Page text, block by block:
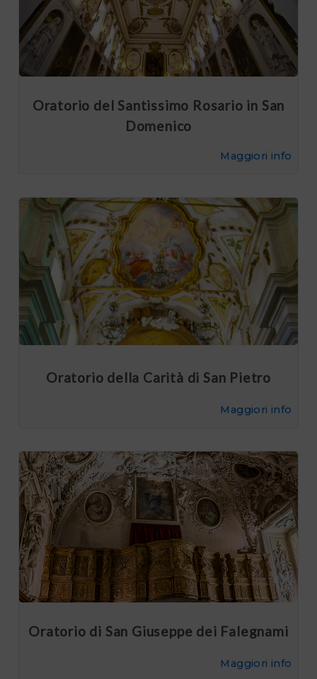
Oratorio del Santissimo Rosario in San
Domenico
Maggiori info
Oratorio della Carità di San Pietro
Maggiori info
Oratorio di San Giuseppe dei Falegnami
Maggiori info